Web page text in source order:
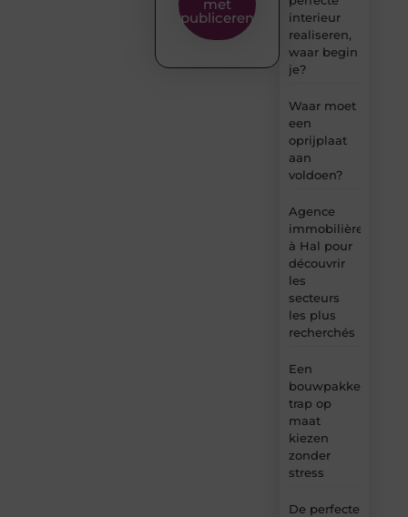
interieur
realiseren,
waar begin
je?
Waar moet
een
oprijplaat
aan
voldoen?
Agence
immobilière
à Hal pour
découvrir
les
secteurs
les plus
recherchés
Een
bouwpakket
trap op
maat
kiezen
zonder
stress
De perfecte
met
publiceren